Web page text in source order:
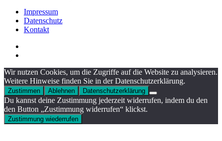
Impressum
Datenschutz
Kontakt
Wir nutzen Cookies, um die Zugriffe auf die Website zu analysieren.
Weitere Hinweise finden Sie in der Datenschutzerklärung.
Zustimmen Ablehnen Datenschutzerklärung
Du kannst deine Zustimmung jederzeit widerrufen, indem du den
den Button „Zustimmung widerrufen“ klickst.
Zustimmung wiederrufen